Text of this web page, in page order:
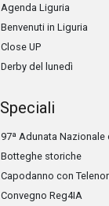
Agenda Liguria
Benvenuti in Liguria
Close UP
Derby del lunedì
Speciali
97ª Adunata
Botteghe storiche
Capodanno con
Convegno Reg4IA